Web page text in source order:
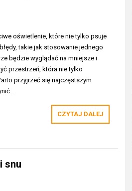
oświetlenie, które nie tylko psuje
takie jak stosowanie jednego
będzie wyglądać na mniejsze i
przestrzeń, która nie tylko
przyjrzeć się najczęstszym
CZYTAJ DALEJ
snu